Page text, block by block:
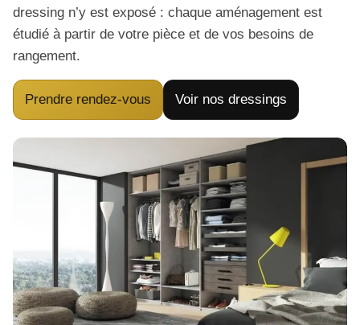
dressing n’y est exposé : chaque aménagement est
étudié à partir de votre pièce et de vos besoins de
rangement.
Prendre rendez-vous Voir nos dressings